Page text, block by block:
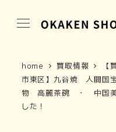
home 買取情報
【
市東区】九谷焼 人間
物 高麗茶碗 ・ 中国
した！